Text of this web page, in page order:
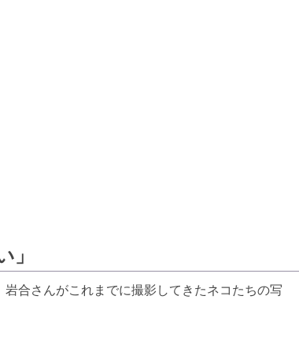
」
合さんがこれまでに撮影してきたネコたちの写